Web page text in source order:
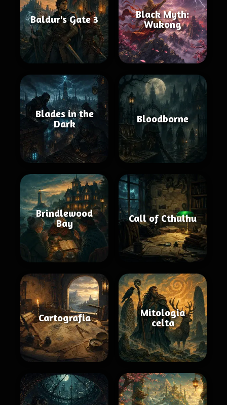
Baldur's Gate 3
Black Myth:
Wukong
Blades in the
Dark
Bloodborne
Brindlewood
Bay
Call of Cthulhu
Cartografia
Mitologia
celta